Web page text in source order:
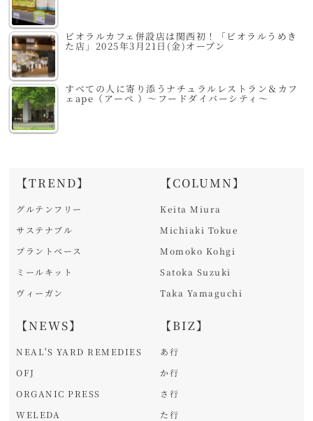
ビオラルカフェ併設店は関西初！「ビオラルうめき
た店」2025年3月21日(金)オープン
すべての人に寄り添うナチュラルレストラン＆カフ
ェape（アーペ ）～フードダイバーシティ～
【TREND】
グルテンフリー
サステナブル
プラントベース
ミールキット
ヴィーガン
【NEWS】
NEAL'S YARD REMEDIES
OFJ
ORGANIC PRESS
WELEDA
【COLUMN】
Keita Miura
Michiaki Tokue
Momoko Kohgi
Satoka Suzuki
Taka Yamaguchi
【BIZ】
あ行
か行
さ行
た行